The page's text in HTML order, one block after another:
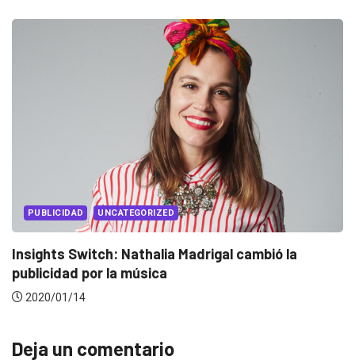
Madrigal cambió la
EVENTOS
Conoce a los
Deja un comentario